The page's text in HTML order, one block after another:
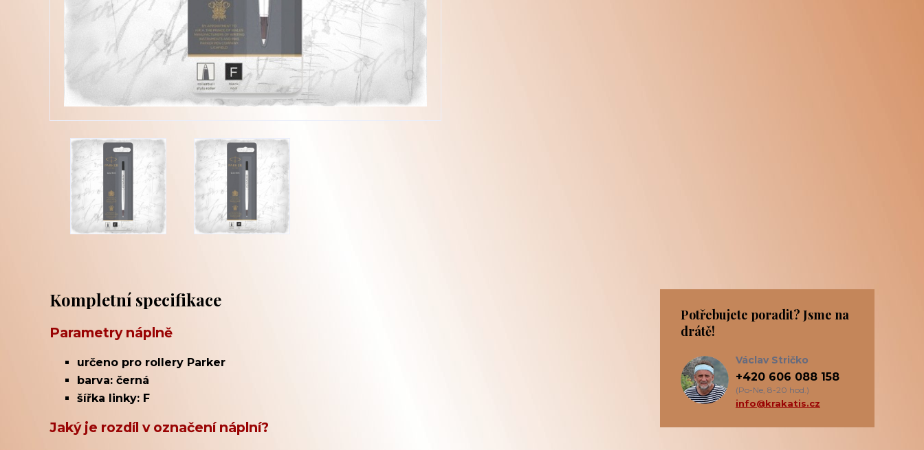
Kompletní specifikace
Parametry náplně
určeno pro rollery Parker
barva: černá
šířka linky: F
Jaký je rozdíl v označení náplní?
Potřebujete poradit? Jsme na
drátě!
Václav Stričko
+420 606 088 158
(Po-Ne, 8-20 hod.)
info@krakatis.cz